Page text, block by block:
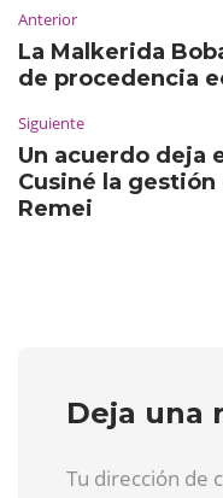
Anterior
La Malkerida
de procedencia
Siguiente
Un acuerdo deja
Cusiné la gestión
Remei
Deja una
Tu dirección de